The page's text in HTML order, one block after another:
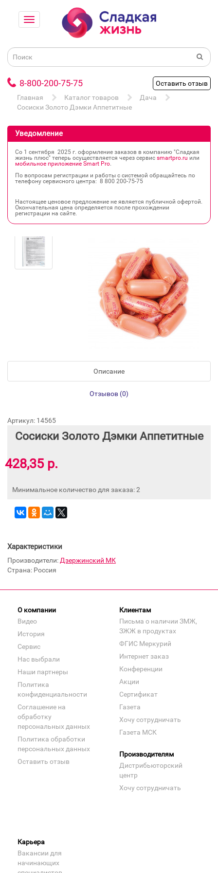
8-800-200-75-75
Оставить отзыв
Главная
Каталог товаров
Дача
Сосиски Золото Дэмки Аппетитные
Уведомление
Со 1 сентября 2025 г. оформление заказов в компанию "Сладкая
жизнь плюс" теперь осуществляется через сервис smartpro.ru или
мобильное приложение Smart Pro.
По вопросам регистрации и работы с системой обращайтесь по
телефону сервисного центра: 8 800 200‐75‐75
Настоящее ценовое предложение не является публичной офертой.
Окончательная цена определяется после прохождении
регистрации на сайте.
Описание
Отзывов (0)
Артикул: 14565
Сосиски Золото Дэмки Аппетитные
428,35 р.
Минимальное количество для заказа: 2
Характеристики
Производители: Дзержинский МК
Страна: Россия
О компании
Видео
История
Сервис
Нас выбрали
Наши партнеры
Политика
конфиденциальности
Соглашение на
обработку
персональных данных
Политика обработки
персональных данных
Оставить отзыв
Клиентам
Письма о наличии ЗМЖ,
ЗЖЖ в продуктах
ФГИС Меркурий
Интернет заказ
Конференции
Акции
Сертификат
Газета
Хочу сотрудничать
Газета МСК
Производителям
Дистрибьюторский
центр
Хочу сотрудничать
Карьера
Вакансии для
начинающих